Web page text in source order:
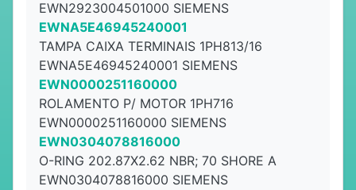
EWN2923004501000 SIEMENS
EWNA5E46945240001
TAMPA CAIXA TERMINAIS 1PH813/16
EWNA5E46945240001 SIEMENS
EWN0000251160000
ROLAMENTO P/ MOTOR 1PH716
EWN0000251160000 SIEMENS
EWN0304078816000
O-RING 202.87X2.62 NBR; 70 SHORE A
EWN0304078816000 SIEMENS